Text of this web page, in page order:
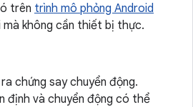
trên trình mô phỏng Android
mà không cần thiết bị thực.
chứng say chuyển động.
định và chuyển động có thể